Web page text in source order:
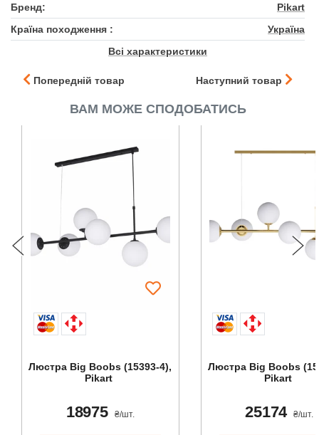
Бренд:
Pikart
Країна походження :
Україна
Всі характеристики
Попередній товар Наступний товар
ВАМ МОЖЕ СПОДОБАТИСЬ
Люстра Big Boobs (15393-4),
Pikart
18975 ₴/шт.
Люстра Big Boobs
Pikart
25174 ₴/шт.